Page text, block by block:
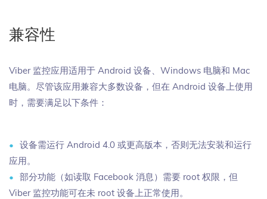
兼容性
Viber 监控应用适用于 Android 设备、Windows 电脑和 Mac
电脑。尽管该应用兼容大多数设备，但在 Android 设备上使用
时，需要满足以下条件：
设备需运行 Android 4.0 或更高版本，否则无法安装和运行
应用。
部分功能（如读取 Facebook 消息）需要 root 权限，但
Viber 监控功能可在未 root 设备上正常使用。